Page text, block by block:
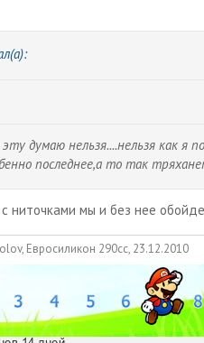
думаю нельзя....нельзя как я
последнее,а то так
ниточками мы и без нее
Евросиликон 290сс, 23.12.2010